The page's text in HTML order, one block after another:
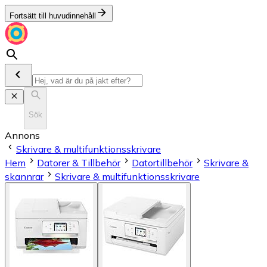
Fortsätt till huvudinnehåll
Sök
Annons
Skrivare & multifunktionsskrivare
Hem
Datorer & Tillbehör Datortillbehör
Skrivare &
skannrar
Skrivare & multifunktionsskrivare